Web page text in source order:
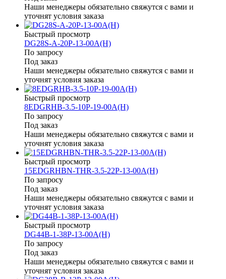
Наши менеджеры обязательно свяжутся с вами и
уточнят условия заказа
Быстрый просмотр
DG28S-A-20P-13-00A(H)
По запросу
Под заказ
Наши менеджеры обязательно свяжутся с вами и
уточнят условия заказа
Быстрый просмотр
8EDGRHB-3.5-10P-19-00A(H)
По запросу
Под заказ
Наши менеджеры обязательно свяжутся с вами и
уточнят условия заказа
Быстрый просмотр
15EDGRHBN-THR-3.5-22P-13-00A(H)
По запросу
Под заказ
Наши менеджеры обязательно свяжутся с вами и
уточнят условия заказа
Быстрый просмотр
DG44B-1-38P-13-00A(H)
По запросу
Под заказ
Наши менеджеры обязательно свяжутся с вами и
уточнят условия заказа